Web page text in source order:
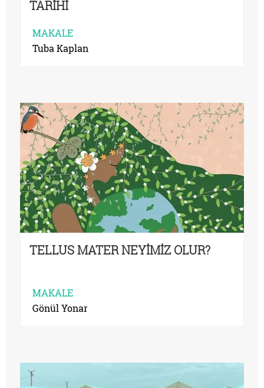
TARİHİ
MAKALE
Tuba Kaplan
TELLUS MATER NEYİMİZ OLUR?
MAKALE
Gönül Yonar